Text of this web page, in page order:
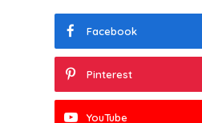
Facebook
Pinterest
YouTube